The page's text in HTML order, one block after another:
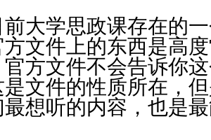
前大学思政课存在的
文件上的东西是高
官方文件不会告诉你
文件的性质所在，
想听的内容，也是